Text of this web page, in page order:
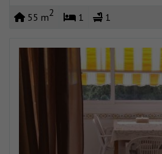
55 m2 1 1